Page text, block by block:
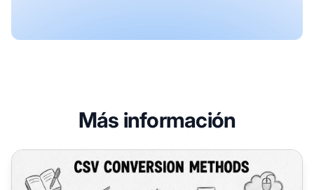
Más información
Cómo convertir un archivo CSV: Guía completa sobre